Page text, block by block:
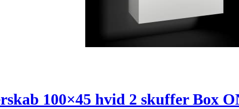
100×45 hvid 2 skuffer Box